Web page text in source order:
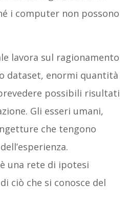
i computer non possono
lavora sul ragionamento
dataset, enormi quantità
possibili risultati
Gli esseri umani,
che tengono
una rete di ipotesi
ciò che si conosce del